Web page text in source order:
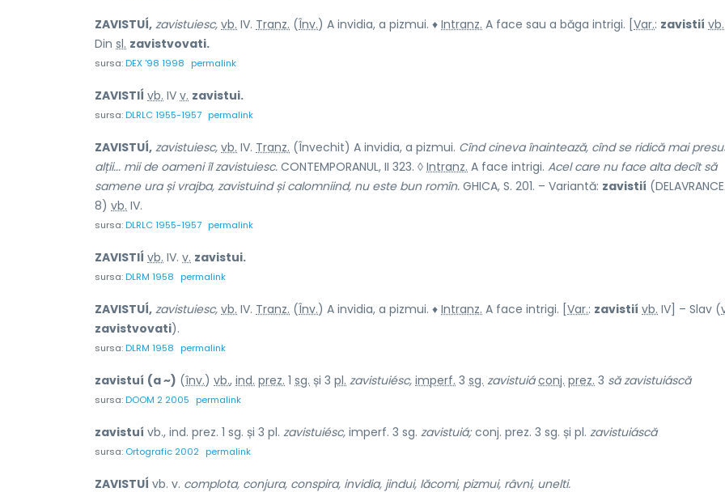
ZAVISTUÍ, zavistuiesc, vb. IV. Tranz. (Înv.) A invidia, a pizmui. ♦ Intranz. A face sau a băga intrigi. [Var.: zavistií vb.
Din sl. zavistvovati.
sursa:DEX '98 1998 permalink
ZAVISTIÍ vb. IV v. zavistui.
sursa:DLRLC 1955-1957 permalink
ZAVISTUÍ, zavistuiesc, vb. IV. Tranz. (Învechit) A invidia, a pizmui. Cînd cineva înaintează, cînd se ridică mai
alții... mii de oameni îl zavistuiesc. CONTEMPORANUL, II 323. ◊ Intranz. A face intrigi. Acel care nu face alta decît să
samene ura și vrajba, zavistuind și calomniind, nu este bun romîn. GHICA, S. 201. – Variantă: zavistií
8) vb. IV.
sursa:DLRLC 1955-1957 permalink
ZAVISTIÍ vb. IV. v. zavistui.
sursa:DLRM 1958 permalink
ZAVISTUÍ, zavistuiesc, vb. IV. Tranz. (Înv.) A invidia, a pizmui. ♦ Intranz. A face intrigi. [Var.: zavistií vb. IV] – Slav (
zavistvovati).
sursa:DLRM 1958 permalink
zavistuí (a ~) (înv.) vb., ind. prez. 1 sg. și 3 pl. zavistuiésc, imperf. 3 sg. zavistuiá conj. prez. 3 să zavistuiáscă
sursa:DOOM 2 2005 permalink
zavistuí vb., ind. prez. 1 sg. și 3 pl. zavistuiésc, imperf. 3 sg. zavistuiá;conj. prez. 3 sg. și pl. zavistuiáscă
sursa: Ortografic 2002 permalink
ZAVISTUÍ vb. v. complota, conjura, conspira, invidia, jindui, lăcomi, pizmui, râvni, unelti.